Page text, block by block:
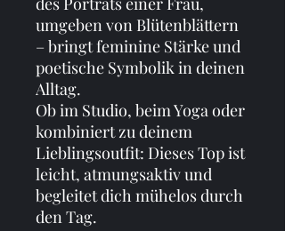
umgeben von Blütenblättern
– bringt feminine Stärke und
poetische Symbolik in deinen
Alltag.
Ob im Studio, beim Yoga oder
kombiniert zu deinem
Lieblingsoutfit: Dieses Top ist
leicht, atmungsaktiv und
begleitet dich mühelos durch
den Tag.